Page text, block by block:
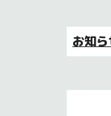
お知